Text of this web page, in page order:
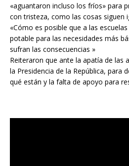
«aguantaron incluso los fríos» para
con tristeza, como las cosas siguen
«Cómo es posible que a las
potable para las necesidades más
sufran las consecuencias »
Reiteraron que ante la apatía de las
la Presidencia de la República, para
qué están y la falta de apoyo para